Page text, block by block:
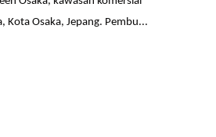
Kota Osaka, Jepang. Pembu...